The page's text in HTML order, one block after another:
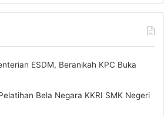
ESDM, Beranikah KPC Buka
Bela Negara KKRI SMK Negeri